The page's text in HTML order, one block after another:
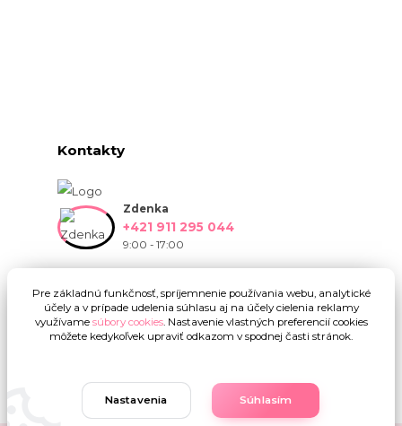
Kontakty
Zdenka
+421 911 295 044
9:00 - 17:00
Upravit sběr cookies.
Pre základnú funkčnosť, spríjemnenie používania webu, analytické
účely a v prípade udelenia súhlasu aj na účely cielenia reklamy
využívame súbory cookies. Nastavenie vlastných preferencií cookies
môžete kedykoľvek upraviť odkazom v spodnej časti stránok.
Nastavenia Súhlasím